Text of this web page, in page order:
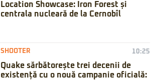
Location Showcase: Iron Forest și
centrala nucleară de la Cernobîl
SHOOTER 10:25
Quake sărbătorește trei decenii de
existență cu o nouă campanie oficială: